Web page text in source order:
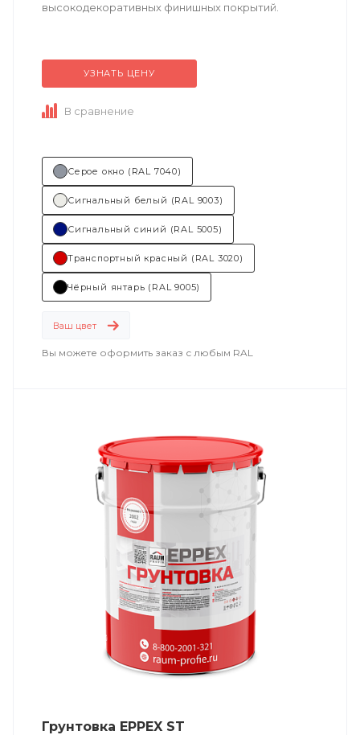
высокодекоративных финишных покрытий.
Техническое описаниепо ссылке
Область применения:...
УЗНАТЬ ЦЕНУ
В сравнение
Серое окно (RAL 7040)
Сигнальный белый (RAL 9003)
Сигнальный синий (RAL 5005)
Транспортный красный (RAL 3020)
Чёрный янтарь (RAL 9005)
Ваш цвет
Вы можете оформить заказ с любым RAL
Грунтовка EPPEX ST